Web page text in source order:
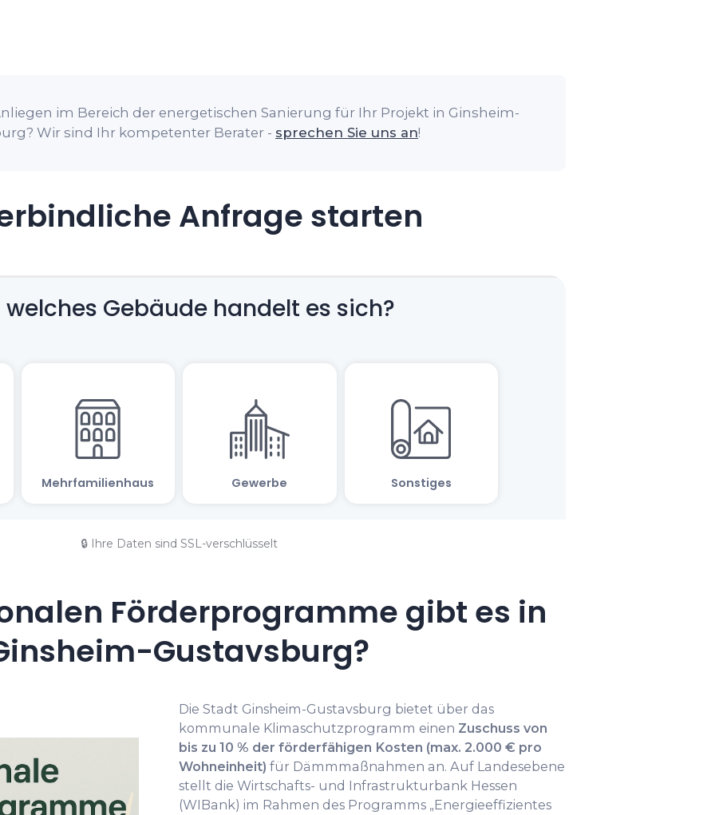
im Bereich der energetischen Sanierung für Ihr Projekt in Ginsheim-
Wir sind Ihr kompetenter Berater - sprechen Sie uns an!
Anfrage starten
🔒 Ihre Daten sind SSL-verschlüsselt
Förderprogramme gibt es in
Gustavsburg?
Die Stadt Ginsheim-Gustavsburg bietet über das
kommunale Klimaschutzprogramm einen Zuschuss von
bis zu 10 % der förderfähigen Kosten (max. 2.000 € pro
Wohneinheit) für Dämmmaßnahmen an. Auf Landesebene
stellt die Wirtschafts- und Infrastrukturbank Hessen
(WIBank) im Rahmen des Programms „Energieeffizientes